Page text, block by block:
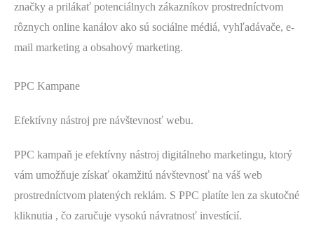
značky a prilákať potenciálnych zákazníkov prostredníctvom
rôznych online kanálov ako sú sociálne médiá, vyhľadávače, e-
mail marketing a obsahový marketing.
PPC Kampane
Efektívny nástroj pre návštevnosť webu.
PPC kampaň je efektívny nástroj digitálneho marketingu, ktorý
vám umožňuje získať okamžitú návštevnosť na váš web
prostredníctvom platených reklám. S PPC platíte len za skutočné
kliknutia , čo zaručuje vysokú návratnosť investícií.